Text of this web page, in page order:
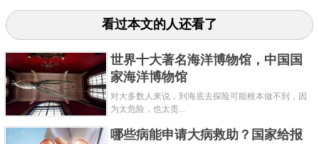
啤酒文化。不仅有众多的酒厂酒馆，在那里还有一座
皮尔森啤酒博物馆。
看过本文的人还看了
世界十大著名海洋博物馆，中国国
家海洋博物馆
对大多数人来说，到海底去探险可能根本做不到，因
为太危险，也太贵...
哪些病能申请大病救助？国家给报